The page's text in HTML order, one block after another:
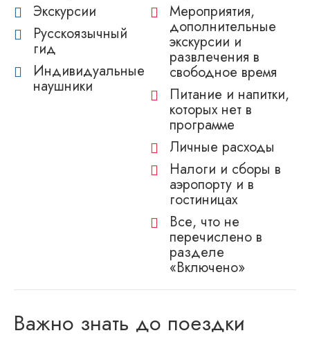
Экскурсии
Русскоязычный
гид
Индивидуальные
наушники
Мероприятия,
дополнительные
экскурсии и
развлечения в
свободное время
Питание и напитки,
которых нет в
программе
Личные расходы
Налоги и сборы в
аэропорту и в
гостиницах
Все, что не
перечислено в
разделе
«Включено»
Важно знать до поездки